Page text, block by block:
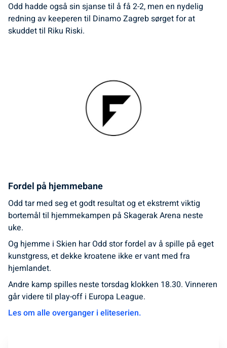
Odd hadde også sin sjanse til å få 2-2, men en nydelig
redning av keeperen til Dinamo Zagreb sørget for at
skuddet til Riku Riski.
Fordel på hjemmebane
Odd tar med seg et godt resultat og et ekstremt viktig
bortemål til hjemmekampen på Skagerak Arena neste
uke.
Og hjemme i Skien har Odd stor fordel av å spille på eget
kunstgress, et dekke kroatene ikke er vant med fra
hjemlandet.
Andre kamp spilles neste torsdag klokken 18.30. Vinneren
går videre til play-off i Europa League.
Les om alle overganger i eliteserien.